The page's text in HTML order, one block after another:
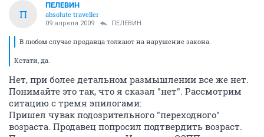
П
ПЕЛЕВИН
absolute traveller
09 апреля 2009 ПЕЛЕВИН
В любом случае продавца толкают на нарушение закона.
Кстати, да.
Нет, при более детальном размышлении все же нет.
Понимайте это так, что я сказал "нет". Рассмотрим
ситацию с тремя эпилогами:
Пришел чувак подозрительного "переходного"
возраста. Продавец попросил подтвердить возраст.